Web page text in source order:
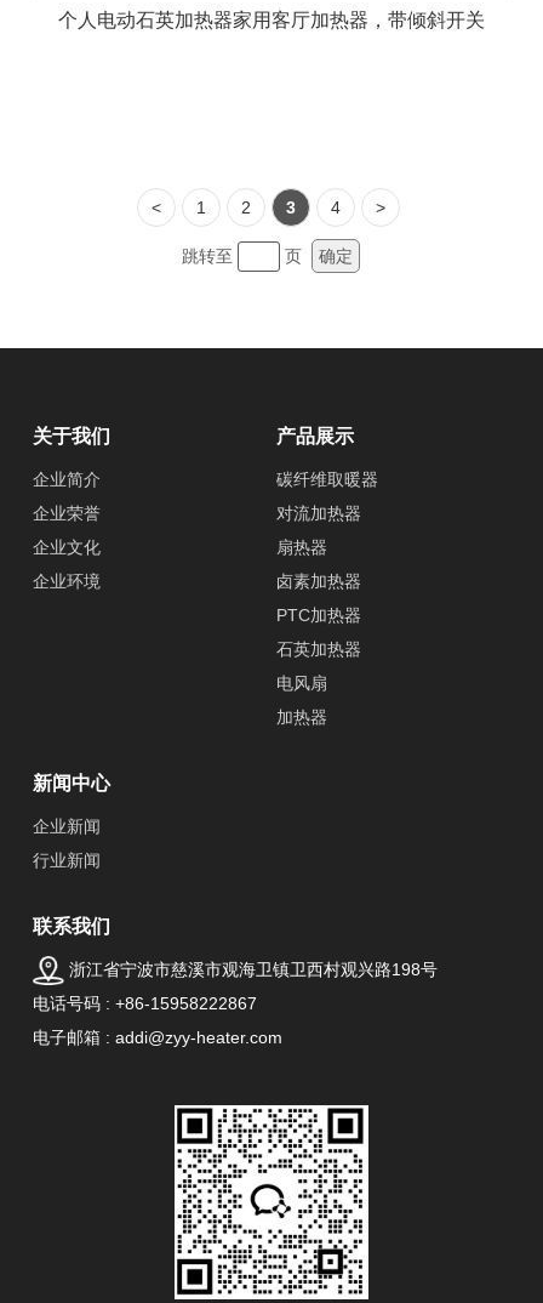
个人电动石英加热器家用客厅加热器，带倾斜开关
< 1 2 3 4 >
跳转至 页 确定
关于我们
企业简介
企业荣誉
企业文化
企业环境
产品展示
碳纤维取暖器
对流加热器
扇热器
卤素加热器
PTC加热器
石英加热器
电风扇
加热器
新闻中心
企业新闻
行业新闻
联系我们
浙江省宁波市慈溪市观海卫镇卫西村观兴路198号
电话号码 : +86-15958222867
电子邮箱 : addi@zyy-heater.com